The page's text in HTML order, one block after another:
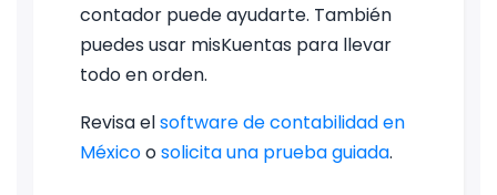
contador puede ayudarte. También
puedes usar misKuentas para llevar
todo en orden.
Revisa elsoftware de contabilidad en
Méxicoosolicita una prueba guiada.